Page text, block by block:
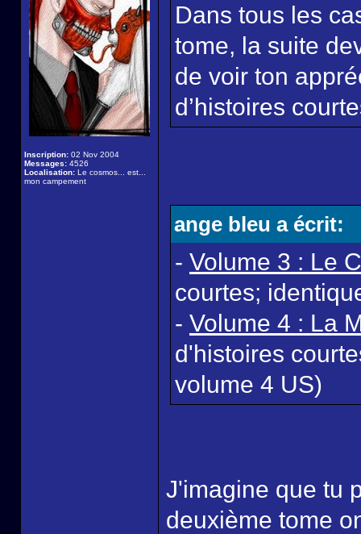
Inscription: 02 Nov 2004
Messages: 4526
Localisation: Le cosmos... est...
mon campement
Dans tous les
tome, la suite
de voir ton
d’histoires
ange bleu a écrit:
- Volume 3 : Le
courtes;
- Volume 4 : La
d'histoires
volume 4 US)
J'imagine que tu
deuxième tome